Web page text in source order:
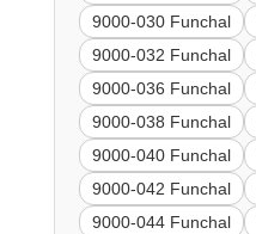
9000-030 Funchal
9000-032 Funchal
9000-036 Funchal
9000-038 Funchal
9000-040 Funchal
9000-042 Funchal
9000-044 Funchal